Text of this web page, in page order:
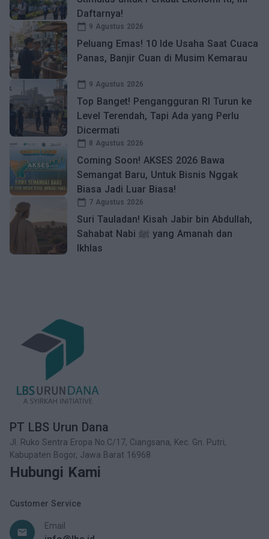
Daftarnya!
calendar_today 9 Agustus 2026
Peluang Emas! 10 Ide Usaha Saat Cuaca
Panas, Banjir Cuan di Musim Kemarau
calendar_today 9 Agustus 2026
Top Banget! Pengangguran RI Turun ke
Level Terendah, Tapi Ada yang Perlu
Dicermati
calendar_today 8 Agustus 2026
Coming Soon! AKSES 2026 Bawa
Semangat Baru, Untuk Bisnis Nggak
Biasa Jadi Luar Biasa!
calendar_today 7 Agustus 2026
Suri Tauladan! Kisah Jabir bin Abdullah,
Sahabat Nabi ﷺ yang Amanah dan
Ikhlas
PT LBS Urun Dana
Jl. Ruko Sentra Eropa No.C/17, Ciangsana, Kec. Gn. Putri,
Kabupaten Bogor, Jawa Barat 16968
Hubungi Kami
Customer Service
email
Email